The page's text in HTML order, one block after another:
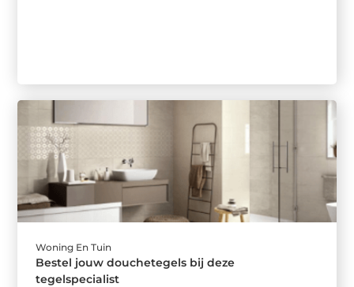
Woning En Tuin
Bestel jouw douchetegels bij deze
tegelspecialist